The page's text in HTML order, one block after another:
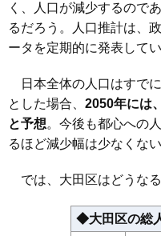
く、人口が減少するので
るだろう。人口推計は、
ータを定期的に発表してい
日本全体の人口はすで
とした場合、 2050年には
と予想。今後も都心への
るほど減少幅は少なくない
では、大田区はどうなる
◆大田区の総